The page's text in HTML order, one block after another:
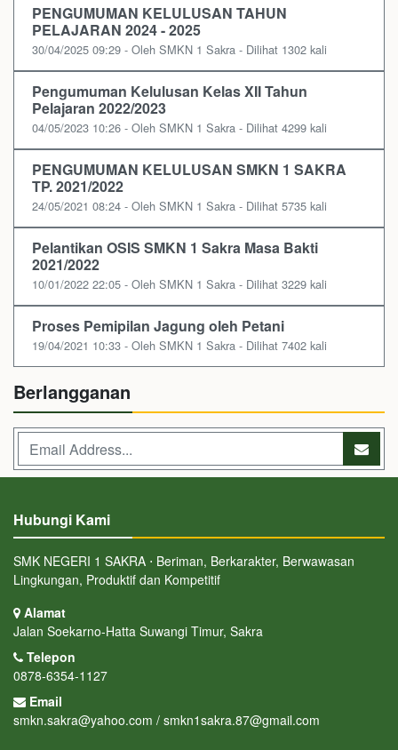
PENGUMUMAN KELULUSAN TAHUN
PELAJARAN 2024 - 2025
30/04/2025 09:29 - Oleh SMKN 1 Sakra - Dilihat 1302 kali
Pengumuman Kelulusan Kelas XII Tahun
Pelajaran 2022/2023
04/05/2023 10:26 - Oleh SMKN 1 Sakra - Dilihat 4299 kali
PENGUMUMAN KELULUSAN SMKN 1 SAKRA
TP. 2021/2022
24/05/2021 08:24 - Oleh SMKN 1 Sakra - Dilihat 5735 kali
Pelantikan OSIS SMKN 1 Sakra Masa Bakti
2021/2022
10/01/2022 22:05 - Oleh SMKN 1 Sakra - Dilihat 3229 kali
Proses Pemipilan Jagung oleh Petani
19/04/2021 10:33 - Oleh SMKN 1 Sakra - Dilihat 7402 kali
Berlangganan
Hubungi Kami
SMK NEGERI 1 SAKRA ⋅ Beriman, Berkarakter, Berwawasan
Lingkungan, Produktif dan Kompetitif
Alamat
Jalan Soekarno-Hatta Suwangi Timur, Sakra
Telepon
0878-6354-1127
Email
smkn.sakra@yahoo.com / smkn1sakra.87@gmail.com